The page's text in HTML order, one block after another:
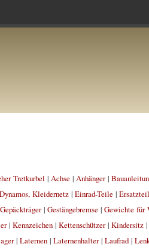
Tretkurbel | Achse| Anhänger|
Dynamos, Kleidernetz| Einrad-Teile|
Gepäckträger| Gestängebremse| Gewichte für
| Kennzeichen| Kettenschützer| Kindersitz|
| Laternen| Laternenhalter| Laufrad|